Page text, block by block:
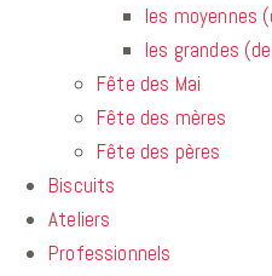
les moyennes
les grandes
Fête des Mai
Fête des mères
Fête des pères
Biscuits
Ateliers
Professionnels